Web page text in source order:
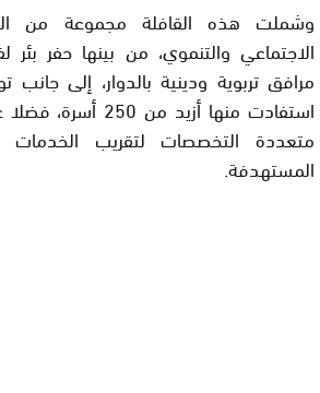
وشملت هذه القافلة مجموعة من
الاجتماعي والتنموي، من بينها حفر بئر
مرافق تربوية ودينية بالدوار، إلى
استفادت منها أزيد
متعددة التخصصات لتقريب الخدمات
المستهدفة.